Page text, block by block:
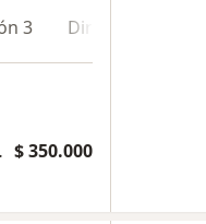
3 Dirección 4
$ 350.000